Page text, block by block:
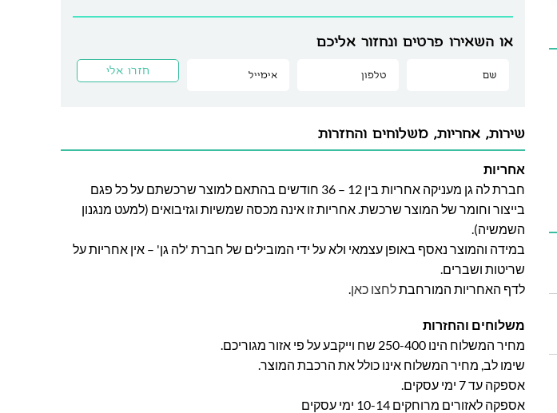
או השאירו פרטים ונחזור אליכם
שירות, אחריות, משלוחים והחזרות
אחריות
חברת לה גן מעניקה אחריות בין 12 – 36 חודשים בהתאם למוצר שרכשתם על כל פגם
בייצור וחומר של המוצר שרכשת. אחריות זו אינה מכסה שמשיות וגזיבואים (למעט מנגנון
השמשיה).
במידה והמוצר נאסף באופן עצמאי ולא על ידי המובילים של חברת 'לה גן' – אין אחריות על
שריטות ושברים.
לדף האחריות המורחבתלחצו כאן.
משלוחים והחזרות
מחיר המשלוח הינו 250-400 שח וייקבע על פי אזור מגוריכם.
שימו לב, מחיר המשלוח אינו כולל את הרכבת המוצר.
אספקה עד 7 ימי עסקים.
אספקה לאזורים מרוחקים 10-14 ימי עסקים